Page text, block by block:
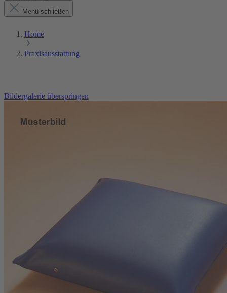
Menü schließen
Home
Praxisausstattung
Bildergalerie überspringen